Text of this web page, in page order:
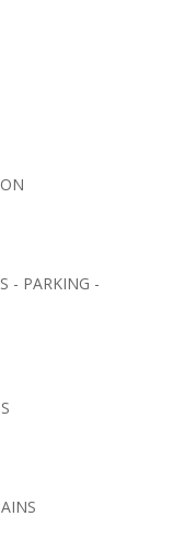
- PARKING -